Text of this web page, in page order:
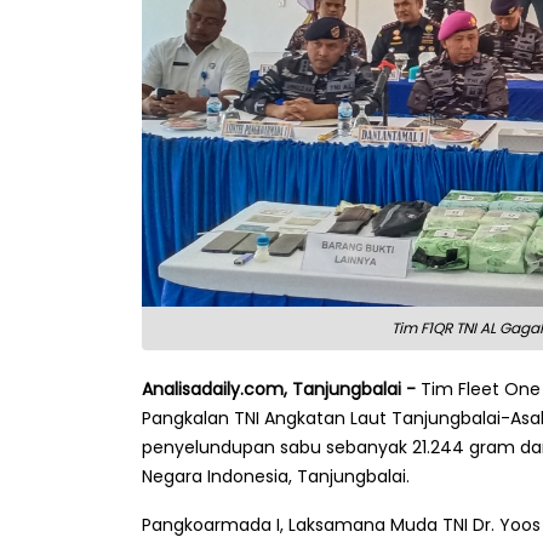
Tim F1QR TNI AL
Analisadaily.com, Tanjungbalai - Tim Fleet One
Pangkalan TNI Angkatan Laut Tanjungbalai-
penyelundupan sabu sebanyak 21.244 gram
Negara Indonesia, Tanjungbalai.
Pangkoarmada I, Laksamana Muda TNI Dr.